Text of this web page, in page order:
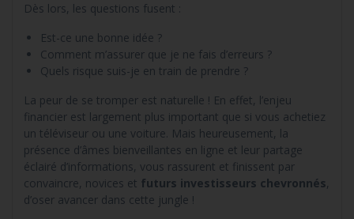
Dès lors, les questions fusent :
Est-ce une bonne idée ?
Comment m’assurer que je ne fais d’erreurs ?
Quels risque suis-je en train de prendre ?
La peur de se tromper est naturelle ! En effet, l’enjeu
financier est largement plus important que si vous achetiez
un téléviseur ou une voiture. Mais heureusement, la
présence d’âmes bienveillantes en ligne et leur partage
éclairé d’informations, vous rassurent et finissent par
convaincre, novices et futurs investisseurs chevronnés,
d’oser avancer dans cette jungle !